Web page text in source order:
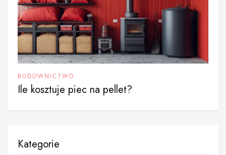
BUDOWNICTWO
Ile kosztuje piec na pellet?
Kategorie